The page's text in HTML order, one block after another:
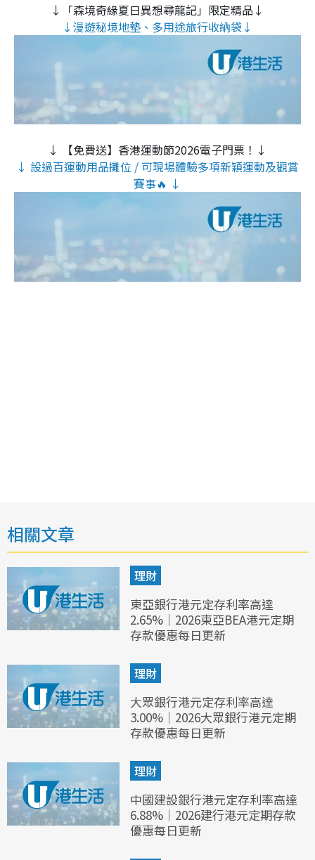
↓「森境奇緣夏日異想尋龍記」限定精品↓
↓漫遊秘境地墊、多用途旅行收納袋↓
↓ 【免費送】香港運動節2026電子門票！↓
↓ 設過百運動用品攤位 / 可現場體驗多項新穎運動及觀賞
賽事🔥 ↓
相關文章
理財
東亞銀行港元定存利率高達
2.65%｜2026東亞BEA港元定期
存款優惠每日更新
理財
大眾銀行港元定存利率高達
3.00%｜2026大眾銀行港元定期
存款優惠每日更新
理財
中國建設銀行港元定存利率高達
6.88%｜2026建行港元定期存款
優惠每日更新